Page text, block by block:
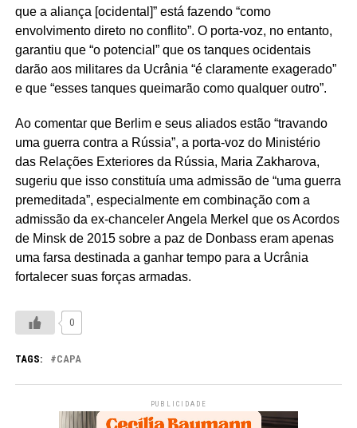
que a aliança [ocidental]” está fazendo “como
envolvimento direto no conflito”. O porta-voz, no entanto,
garantiu que “o potencial” que os tanques ocidentais
darão aos militares da Ucrânia “é claramente exagerado”
e que “esses tanques queimarão como qualquer outro”.
Ao comentar que Berlim e seus aliados estão “travando
uma guerra contra a Rússia”, a porta-voz do Ministério
das Relações Exteriores da Rússia, Maria Zakharova,
sugeriu que isso constituía uma admissão de “uma guerra
premeditada”, especialmente em combinação com a
admissão da ex-chanceler Angela Merkel que os Acordos
de Minsk de 2015 sobre a paz de Donbass eram apenas
uma farsa destinada a ganhar tempo para a Ucrânia
fortalecer suas forças armadas.
0
TAGS: CAPA
PUBLICIDADE